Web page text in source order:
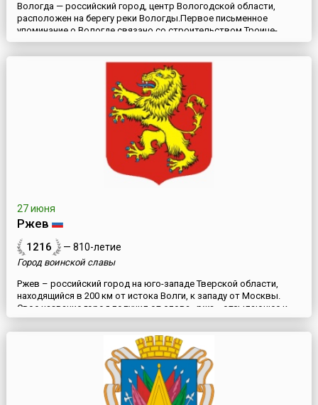
Вологда — российский город, центр Вологодской области,
расположен на берегу реки Вологды.Первое письменное
упоминание о Вологде связано со строительством Троице-
Герасимовского монастыря в 1147 году. Построенная на
перекрестке водных путей, Вологда часто становилась
выгодной добычей в междоусобных войнах 13–15 веков. В 1273
году город разрушен войсками тверского князя Святослава
27 июня
Ржев
1216 — 810-летие
Город воинской славы
Ржев – российский город на юго-западе Тверской области,
находящийся в 200 км от истока Волги, к западу от Москвы.
Свое название город получил от слова «ржа», отсылающее к
источникам с железистой водой бурого цвета, к ржавым
болотам.Название города впервые было упомянуто еще в 1216
году в Новгородской первой летописи. Говорится, что
владимиро-суздальский князь Святослав Всеволодович